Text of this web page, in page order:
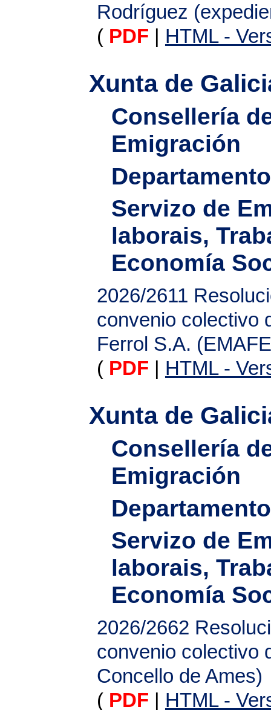
Rodríguez
( PDF HTML -
Xunta de
Consellería
Emigración
Servizo de
laborais,
Economía
2026/2611
convenio colectivo
Ferrol S.A.
( PDF HTML -
Xunta de
Consellería
Emigración
Servizo de
laborais,
Economía
2026/2662
convenio colectivo
Concello de Ames)
( PDF HTML -